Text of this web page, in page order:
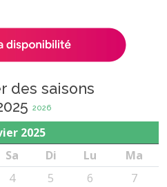
des saisons
2026
2025
Sa Di Lu
Ma
4 5 6
7